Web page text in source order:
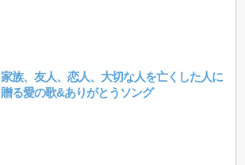
家族、友人、恋人、大切な人を亡くした人に
贈る愛の歌&ありがとうソング